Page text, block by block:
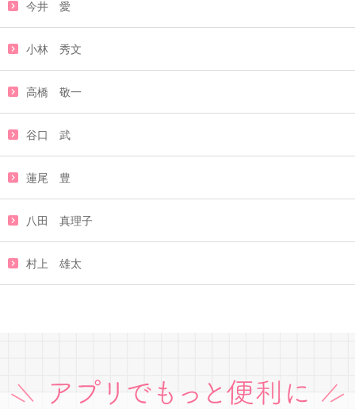
今井 愛
小林 秀文
高橋 敬一
谷口 武
蓮尾 豊
八田 真理子
村上 雄太